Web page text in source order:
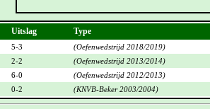
Uitslag Type
5-3
(Oefenwedstrijd 2018/2019)
2-2
(Oefenwedstrijd 2013/2014)
6-0
(Oefenwedstrijd 2012/2013)
0-2 (KNVB-Beker 2003/2004)